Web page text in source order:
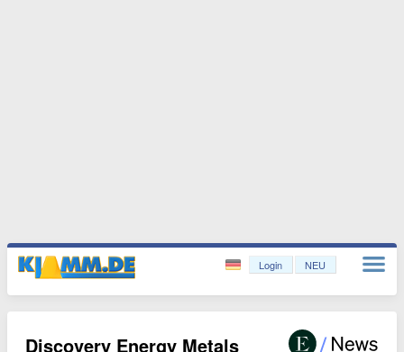
Login NEU
Discovery Energy Metals